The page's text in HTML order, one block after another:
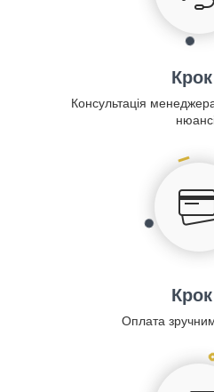
Консультація
Оплата